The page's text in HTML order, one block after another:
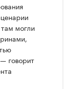
могли
говорит